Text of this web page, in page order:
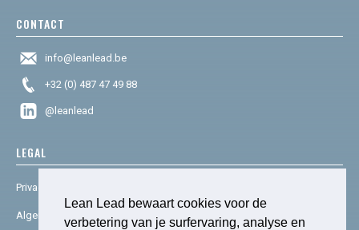
Lean Lead bewaart cookies voor de
verbetering van je surfervaring, analyse en
CONTACT
info@leanlead.be
+32 (0) 487 47 49 88
@leanlead
LEGAL
Privacy & cookies
Algemene voorwaarden